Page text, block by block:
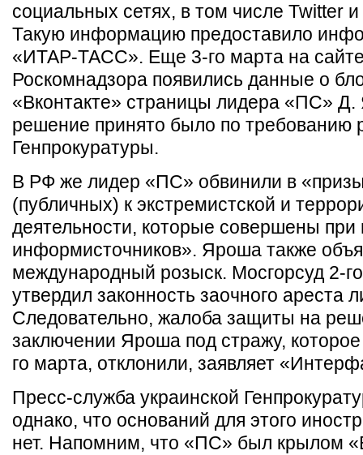
социальных сетях, в том числе Twitter
Такую информацию предоставило
«ИТАР-ТАСС». Еще 3-го марта на
Роскомнадзора появились данные о
«Вконтакте» страницы лидера «ПС»
решение принято было по требованию
Генпрокуратуры.
В РФ же лидер «ПС» обвинили в
(публичных) к экстремистской и
деятельности, которые совершены при
информисточников». Яроша также
международный розыск. Мосгорсуд 2-
утвердил законность заочного ареста
Следовательно, жалоба защиты на
заключении Яроша под стражу,
го марта, отклонили, заявляет
Пресс-служба украинской
однако, что оснований для этого
нет. Напомним, что «ПС» был крылом